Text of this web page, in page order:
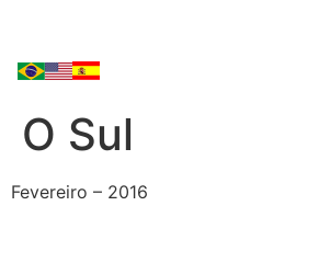
O Sul
Fevereiro – 2016